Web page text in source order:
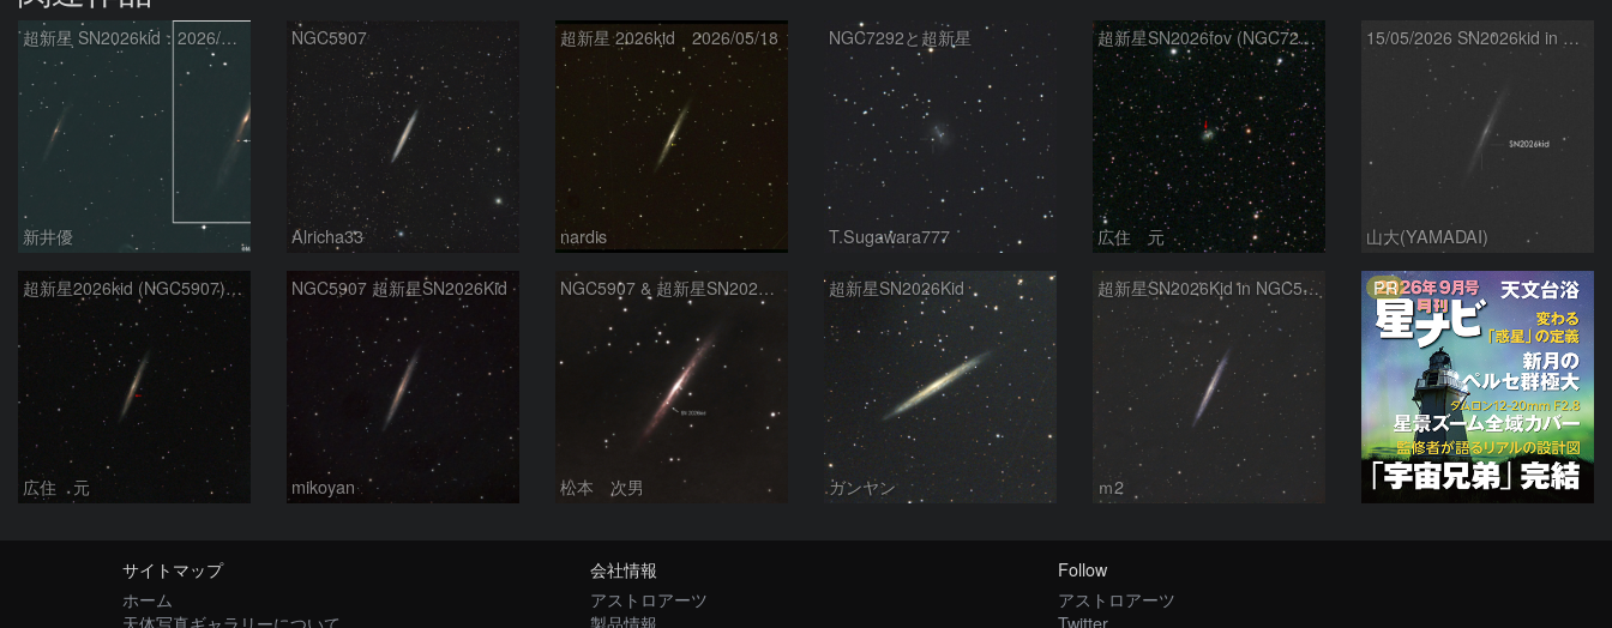
超新星 SN2026kid：2026/05/18
新井優
NGC5907
Alricha33
超新星 2026kid 2026/05/18
nardis
NGC7292と超新星
T.Sugawara777
超新星SN2026fov (NGC7292) 5/17
広住 元
15/05/2026 SN2026kid in NGC5907
山大(YAMADAI)
超新星2026kid (NGC5907) 5/17
広住 元
NGC5907 超新星SN2026Kid
mikoyan
NGC5907 & 超新星SN2026kid
松本 次男
超新星SN2026Kid
ガンヤン
超新星SN2026Kid in NGC5907
ｍ2
PR
サイトマップ
ホーム
天体写真ギャラリーについて
会社情報
アストロアーツ
製品情報
Follow
アストロアーツ
Twitter